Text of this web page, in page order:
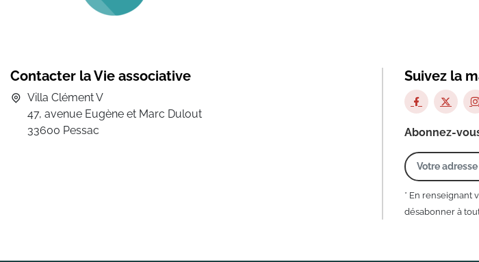
Contacter la Vie associative
Villa Clément V
47, avenue Eugène et Marc Dulout
33600 Pessac
Suivez la
Abonnez-
* En renseignant
désabonner à